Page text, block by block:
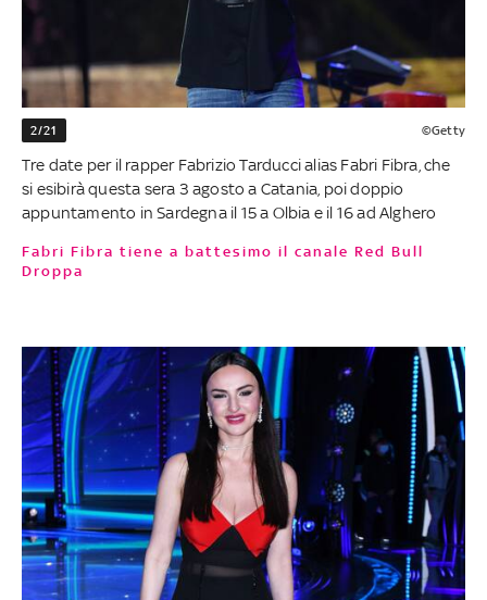
2/21 ©Getty
Tre date per il rapper Fabrizio Tarducci alias Fabri Fibra, che
si esibirà questa sera 3 agosto a Catania, poi doppio
appuntamento in Sardegna il 15 a Olbia e il 16 ad Alghero
Fabri Fibra tiene a battesimo il canale Red Bull
Droppa